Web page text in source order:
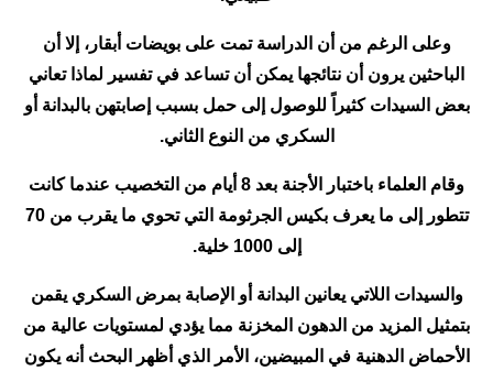
وعلى الرغم من أن الدراسة تمت على بويضات أبقار، إلا أن
الباحثين يرون أن نتائجها يمكن أن تساعد في تفسير لماذا تعاني
بعض السيدات كثيراً للوصول إلى حمل بسبب إصابتهن بالبدانة أو
السكري من النوع الثاني.
وقام العلماء باختبار الأجنة بعد 8 أيام من التخصيب عندما كانت
تتطور إلى ما يعرف بكيس الجرثومة التي تحوي ما يقرب من 70
إلى 1000 خلية.
والسيدات اللاتي يعانين البدانة أو الإصابة بمرض السكري يقمن
بتمثيل المزيد من الدهون المخزنة مما يؤدي لمستويات عالية من
الأحماض الدهنية في المبيضين، الأمر الذي أظهر البحث أنه يكون